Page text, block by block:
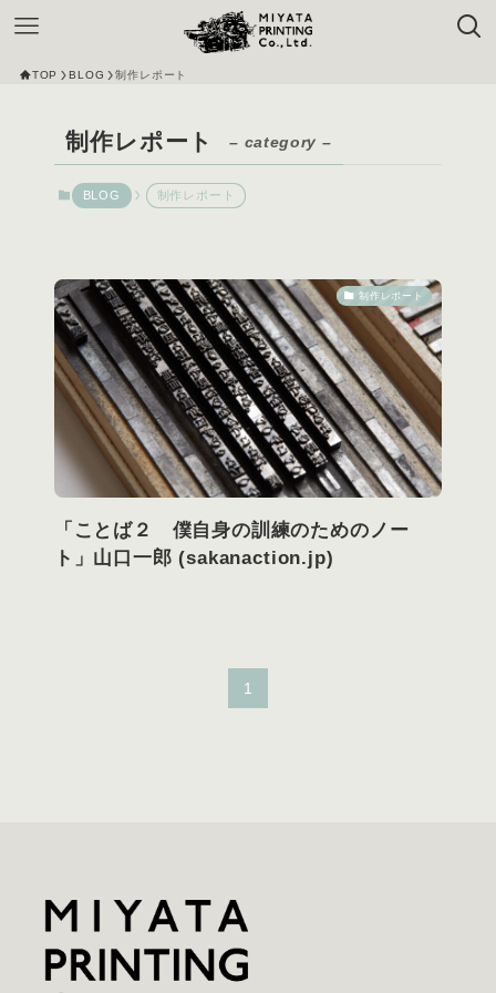
TOP BLOG 制作レポート
制作レポート – category –
BLOG 制作レポート
制作レポート
「ことば２ 僕自身の訓練のためのノー
ト」山口一郎 (sakanaction.jp)
1